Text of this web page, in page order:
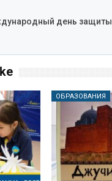
день защиты
ОБРАЗОВАНИЯ